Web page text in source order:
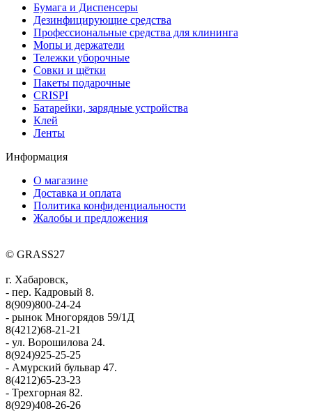
Бумага и Диспенсеры
Дезинфицирующие средства
Профессиональные средства для клининга
Мопы и держатели
Тележки уборочные
Совки и щётки
Пакеты подарочные
CRISPI
Батарейки, зарядные устройства
Клей
Ленты
Информация
О магазине
Доставка и оплата
Политика конфиденциальности
Жалобы и предложения
© GRASS27
г. Хабаровск,
- пер. Кадровый 8.
8(909)800-24-24
- рынок Многорядов 59/1Д
8(4212)68-21-21
- ул. Ворошилова 24.
8(924)925-25-25
- Амурский бульвар 47.
8(4212)65-23-23
- Трехгорная 82.
8(929)408-26-26